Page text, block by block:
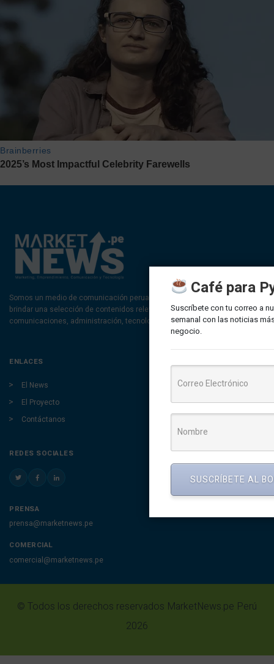
Somos un medio de comunicación peruano cuyo objetivo es
brindar una selección de contenidos relevantes sobre marketing,
comunicaciones, administración, tecnología y negocios.
ENLACES
El News
El Proyecto
Contáctanos
REDES SOCIALES
PRENSA
prensa@marketnews.pe
COMERCIAL
comercial@marketnews.pe
© Todos los derechos reservados MarketNews.pe Perú
2026
Café para
Suscríbete con tu correo a
semanal con las noticias
negocio.
SUSCRÍBETE AL